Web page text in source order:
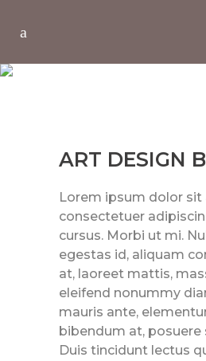
ART DESIGN
Lorem ipsum dolor sit
consectetuer
cursus. Morbi ut mi.
egestas id, aliquam
at, laoreet mattis,
eleifend nonummy
mauris ante,
bibendum at, posuere
Duis tincidunt lectus